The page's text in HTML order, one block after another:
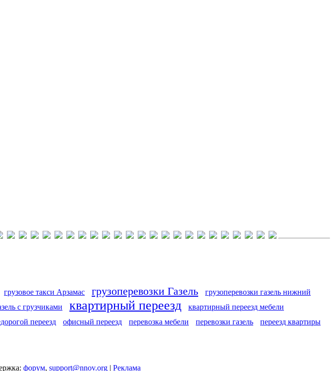
грузовое такси Арзамас грузоперевозки Газель
грузоперевозки газель нижний
с грузчиками квартирный переезд квартирный переезд мебели
переезд офисный переезд перевозка мебели перевозки газель переезд квартиры
форум, support@nnov.org | Реклама